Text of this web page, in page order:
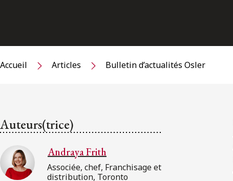
Accueil Articles Bulletin d’actualités Osler
Auteurs(trice)
Andraya Frith
Associée, chef, Franchisage et
distribution, Toronto